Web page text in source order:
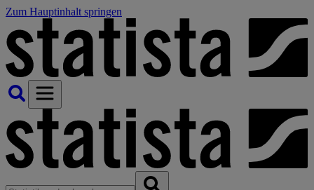
Zum Hauptinhalt springen